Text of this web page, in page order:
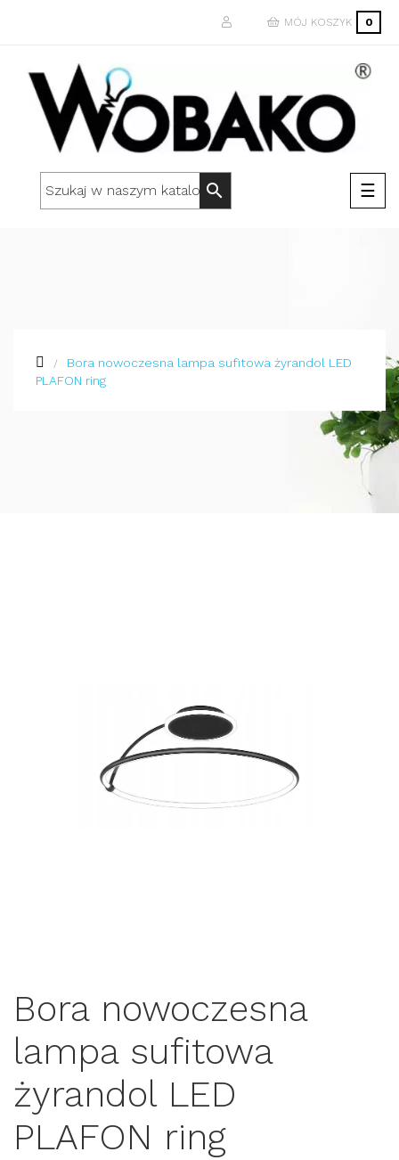
MÓJ KOSZYK 0
search ☰
Bora nowoczesna lampa sufitowa żyrandol LED
PLAFON ring
Bora nowoczesna
lampa sufitowa
żyrandol LED
PLAFON ring